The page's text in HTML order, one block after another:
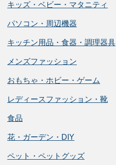
キッズ・ベビー・マタニティ
パソコン・周辺機器
キッチン用品・食器・調理器具
メンズファッション
おもちゃ・ホビー・ゲーム
レディースファッション・靴
食品
花・ガーデン・DIY
ペット・ペットグッズ